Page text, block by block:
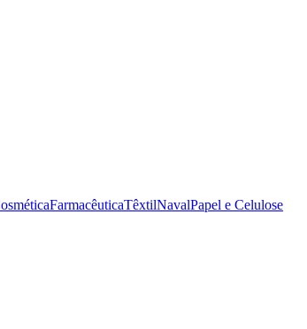
FarmacêuticaTêxtilNavalPapel e Celulose